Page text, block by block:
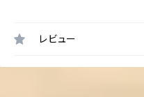
レビュー